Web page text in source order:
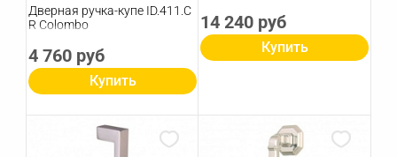
Дверная ручка-купе ID.411.C
R Colombo
4 760 руб
Купить
14 240 руб
Купить